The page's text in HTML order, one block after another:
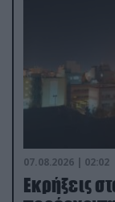
07.08.2026 | 02:02
Εκρήξεις